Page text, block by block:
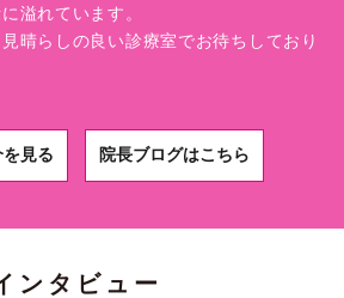
溢れています。
晴らしの良い診療室でお待ちしており
見る 院長ブログはこちら
ンタビュー